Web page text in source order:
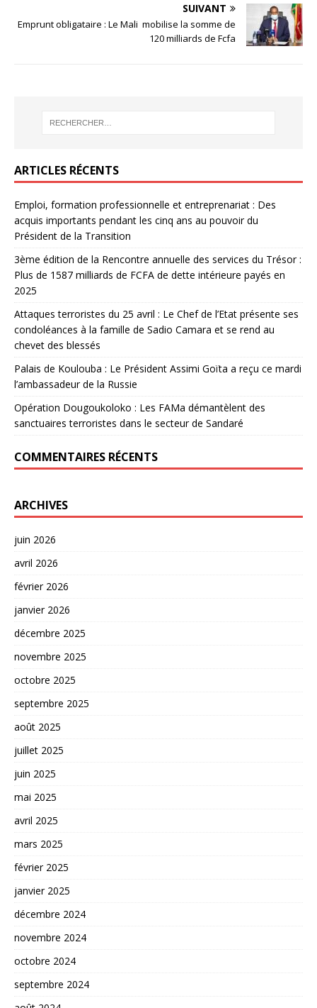
SUIVANT
Emprunt obligataire : Le Mali mobilise la somme de
120 milliards de Fcfa
ARTICLES RÉCENTS
Emploi, formation professionnelle et entreprenariat : Des
acquis importants pendant les cinq ans au pouvoir du
Président de la Transition
3ème édition de la Rencontre annuelle des services du Trésor :
Plus de 1587 milliards de FCFA de dette intérieure payés en
2025
Attaques terroristes du 25 avril : Le Chef de l’Etat présente ses
condoléances à la famille de Sadio Camara et se rend au
chevet des blessés
Palais de Koulouba : Le Président Assimi Goïta a reçu ce mardi
l’ambassadeur de la Russie
Opération Dougoukoloko : Les FAMa démantèlent des
sanctuaires terroristes dans le secteur de Sandaré
COMMENTAIRES RÉCENTS
ARCHIVES
juin 2026
avril 2026
février 2026
janvier 2026
décembre 2025
novembre 2025
octobre 2025
septembre 2025
août 2025
juillet 2025
juin 2025
mai 2025
avril 2025
mars 2025
février 2025
janvier 2025
décembre 2024
novembre 2024
octobre 2024
septembre 2024